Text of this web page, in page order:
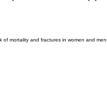
mortality and fractures in women and